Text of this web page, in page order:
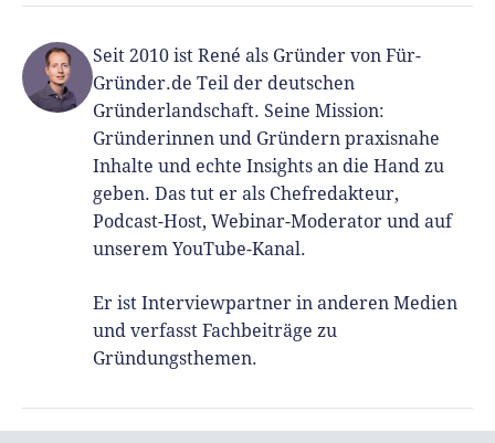
Seit 2010 ist René als Gründer von Für-
Gründer.de Teil der deutschen
Gründerlandschaft. Seine Mission:
Gründerinnen und Gründern praxisnahe
Inhalte und echte Insights an die Hand zu
geben. Das tut er als Chefredakteur,
Podcast-Host, Webinar-Moderator und auf
unserem YouTube-Kanal.
Er ist Interviewpartner in anderen Medien
und verfasst Fachbeiträge zu
Gründungsthemen.